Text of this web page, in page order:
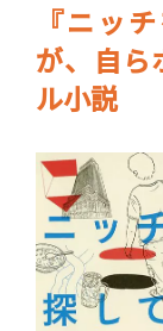
『ニッ
が、自ら
ル小説